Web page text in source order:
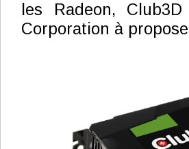
les Radeon,
Corporation à